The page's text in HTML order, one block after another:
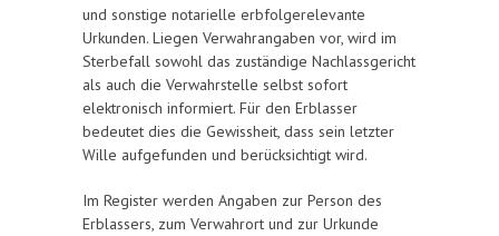
und sonstige notarielle erbfolgerelevante
Urkunden. Liegen Verwahrangaben vor, wird im
Sterbefall sowohl das zuständige Nachlassgericht
als auch die Verwahrstelle selbst sofort
elektronisch informiert. Für den Erblasser
bedeutet dies die Gewissheit, dass sein letzter
Wille aufgefunden und berücksichtigt wird.
Im Register werden Angaben zur Person des
Erblassers, zum Verwahrort und zur Urkunde